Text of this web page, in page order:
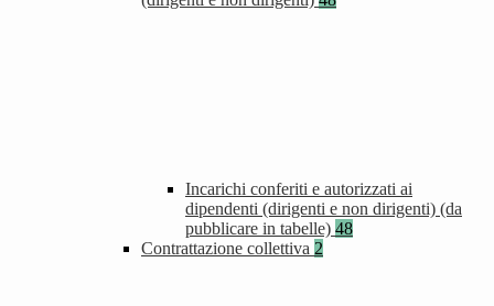
Incarichi conferiti e autorizzati ai
dipendenti (dirigenti e non dirigenti) (da
pubblicare in tabelle) 48
Contrattazione collettiva 2